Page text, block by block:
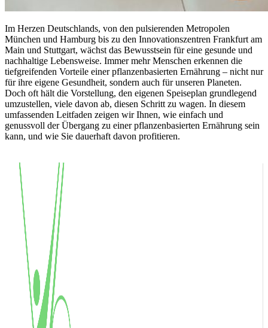
Im Herzen Deutschlands, von den pulsierenden Metropolen
München und Hamburg bis zu den Innovationszentren Frankfurt am
Main und Stuttgart, wächst das Bewusstsein für eine gesunde und
nachhaltige Lebensweise. Immer mehr Menschen erkennen die
tiefgreifenden Vorteile einer pflanzenbasierten Ernährung – nicht nur
für ihre eigene Gesundheit, sondern auch für unseren Planeten.
Doch oft hält die Vorstellung, den eigenen Speiseplan grundlegend
umzustellen, viele davon ab, diesen Schritt zu wagen. In diesem
umfassenden Leitfaden zeigen wir Ihnen, wie einfach und
genussvoll der Übergang zu einer pflanzenbasierten Ernährung sein
kann, und wie Sie dauerhaft davon profitieren.